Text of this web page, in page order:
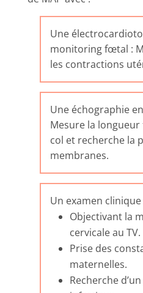
Une
monitoring fœtal :
les contractions
Une échographie
Mesure la
col et recherche la
membranes.
Un examen clinique
Objectivant la
cervicale au TV.
Prise des
maternelles.
Recherche